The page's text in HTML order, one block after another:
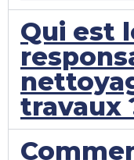
Qui est
travaux